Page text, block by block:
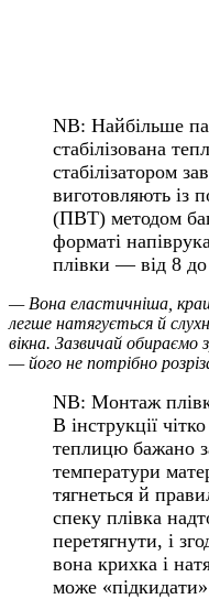
NB: Найбільше
стабілізована
стабілізатором
виготовляють із
(ПВТ) методом
форматі
плівки — від 8 до
— Вона еластичніша,
легше натягується й
вікна. Зазвичай обираємо
— його не потрібно
NB: Монтаж
В інструкції
теплицю бажано
температури
тягнеться й
спеку плівка
перетягнути, і
вона крихка і
може